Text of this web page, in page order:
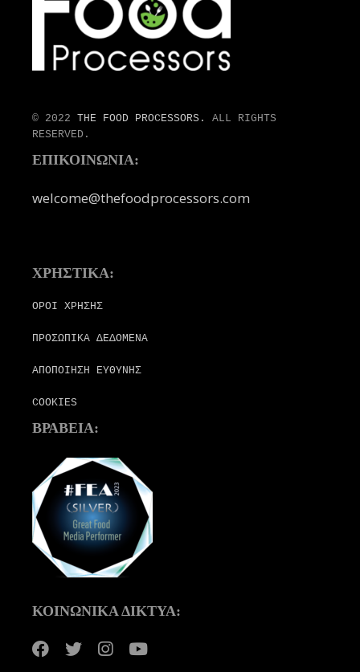
© 2022THE FOOD PROCESSORS.
ALL RIGHTS
RESERVED.
ΕΠΙΚΟΙΝΩΝΙΑ:
welcome@thefoodprocessors.com
ΧΡΗΣΤΙΚΑ:
ΟΡΟΙ ΧΡΗΣΗΣ
ΠΡΟΣΩΠΙΚΑ ΔΕΔΟΜΕΝΑ
ΑΠΟΠΟΙΗΣΗ ΕΥΘΥΝΗΣ
COOKIES
ΒΡΑΒΕΙΑ:
ΚΟΙΝΩΝΙΚΑ ΔΙΚΤΥΑ: